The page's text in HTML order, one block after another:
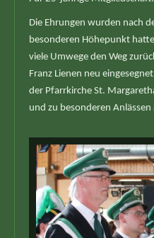
Die Ehrungen wurden nach
besonderen Höhepunkt
viele Umwege den Weg
Franz Lienen neu
der Pfarrkirche St.
und zu besonderen